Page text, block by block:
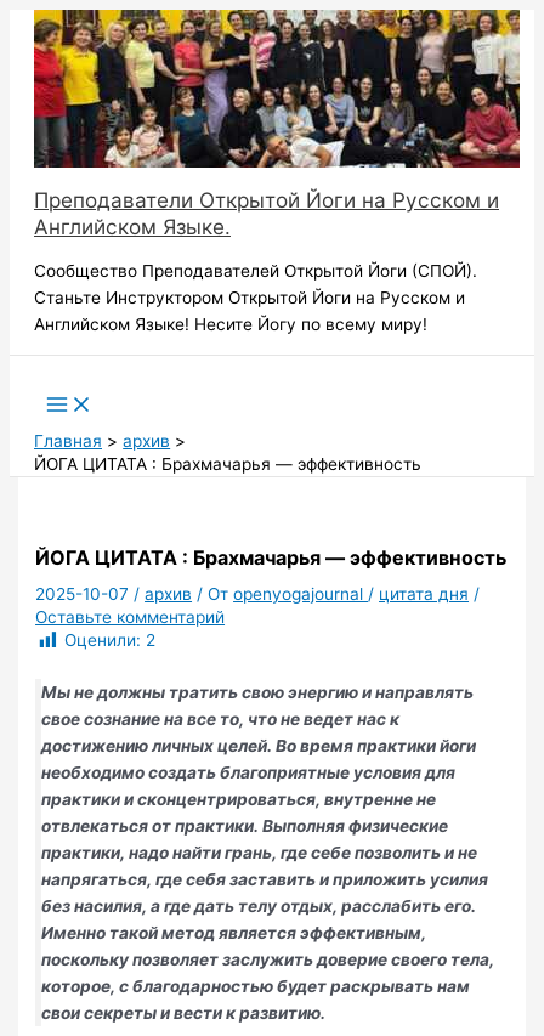
Перейти
содержимому
Преподаватели Открытой Йоги на Русском и
Английском Языке.
Сообщество Преподавателей Открытой Йоги (СПОЙ).
Станьте Инструктором Открытой Йоги на Русском и
Английском Языке! Несите Йогу по всему миру!
Главная
архив
ЙОГА ЦИТАТА : Брахмачарья — эффективность
ЙОГА ЦИТАТА : Брахмачарья — эффективность
2025-10-07/архив / Отopenyogajournal/ цитата дня /
Оставьте комментарий
Оценили: 2
Мы не должны тратить свою энергию и направлять
свое сознание на все то, что не ведет нас к
достижению личных целей. Во время практики йоги
необходимо создать благоприятные условия для
практики и сконцентрироваться, внутренне не
отвлекаться от практики. Выполняя физические
практики, надо найти грань, где себе позволить и не
напрягаться, где себя заставить и приложить усилия
без насилия, а где дать телу отдых, расслабить его.
Именно такой метод является эффективным,
поскольку позволяет заслужить доверие своего тела,
которое, с благодарностью будет раскрывать нам
свои секреты и вести к развитию.